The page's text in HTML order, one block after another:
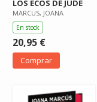
LOS ECOS DE JUDE
MARCUS, JOANA
En stock
20,95 €
Comprar